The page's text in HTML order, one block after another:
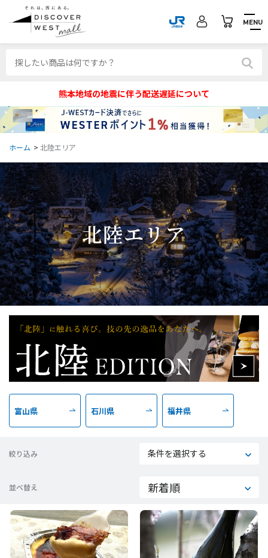
MENU
熊本地域の地震に伴う配送遅延について
ホーム > 北陸エリア
北陸エリア
富山県 石川県 福井県
絞り込み 条件を選択する
並べ替え